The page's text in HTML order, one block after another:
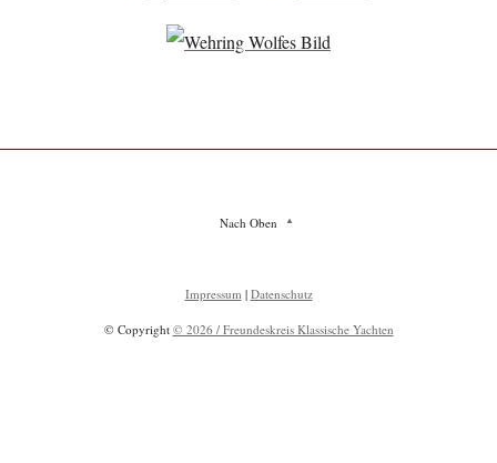
Nach Oben
Impressum | Datenschutz
© Copyright © 2026 / Freundeskreis Klassische Yachten